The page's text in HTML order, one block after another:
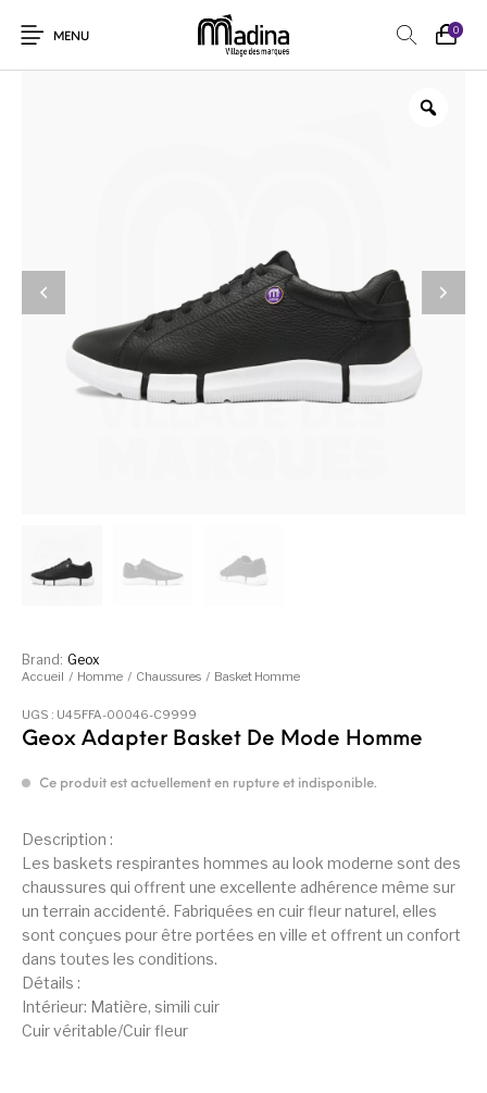
MENU
0
Accueil / Homme / Chaussures / Basket Homme
Geox Adapter Basket De Mode Homme
Description :
Les baskets respirantes hommes au look moderne sont des
chaussures qui offrent une excellente adhérence même sur
un terrain accidenté. Fabriquées en cuir fleur naturel, elles
sont conçues pour être portées en ville et offrent un confort
dans toutes les conditions.
Détails :
Intérieur: Matière, simili cuir
Cuir véritable/Cuir fleur
Ce produit est actuellement en rupture et indisponible.
UGS : U45FFA-00046-C9999
Brand: Geox